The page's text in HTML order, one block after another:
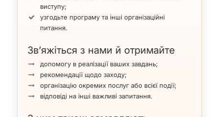
виступу;
узгодьте програму та інші організаційні
питання.
Зв’яжіться з нами й отримайте
допомогу в реалізації ваших завдань;
рекомендації щодо заходу;
організацію окремих послуг або всієї події;
відповіді на інші важливі запитання.